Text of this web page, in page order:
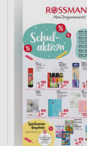
Funktional
Werbung